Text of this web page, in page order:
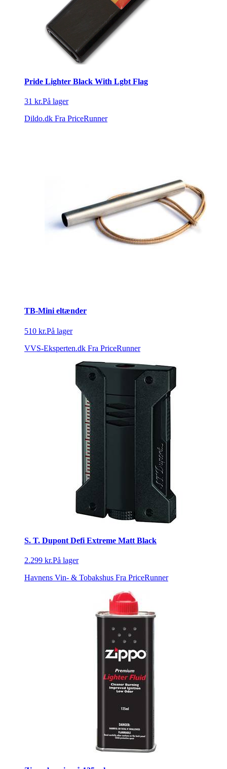
Pride Lighter Black With Lgbt Flag
31 kr.På lager
Dildo.dk Fra PriceRunner
TB-Mini eltænder
510 kr.På lager
VVS-Eksperten.dk Fra PriceRunner
S. T. Dupont Defi Extreme Matt Black
2.299 kr.På lager
Havnens Vin- & Tobakshus Fra PriceRunner